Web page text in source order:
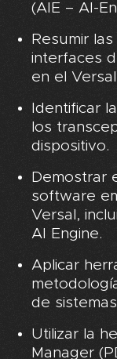
(AIE – AI-
Resumir
interfaces
en el
Identificar
los
dispositivo.
Demostrar
software
Versal,
AI Engine.
Aplicar
de
Utilizar la
Manager